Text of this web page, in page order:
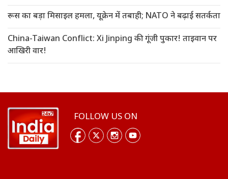
रूस का बड़ा मिसाइल हमला, यूक्रेन में तबाही; NATO ने बढ़ाई सतर्कता
China-Taiwan Conflict: Xi Jinping की गूंजी पुकार! ताइवान पर
आखिरी वार!
FOLLOW US ON